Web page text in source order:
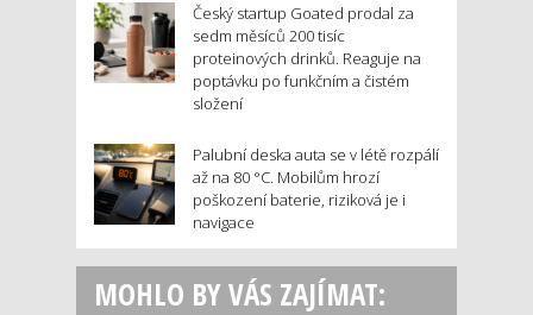
Český startup Goated prodal za
sedm měsíců 200 tisíc
proteinových drinků. Reaguje na
poptávku po funkčním a čistém
složení
Palubní deska auta se v létě rozpálí
až na 80 °C. Mobilům hrozí
poškození baterie, riziková je i
navigace
MOHLO BY VÁS ZAJÍMAT: